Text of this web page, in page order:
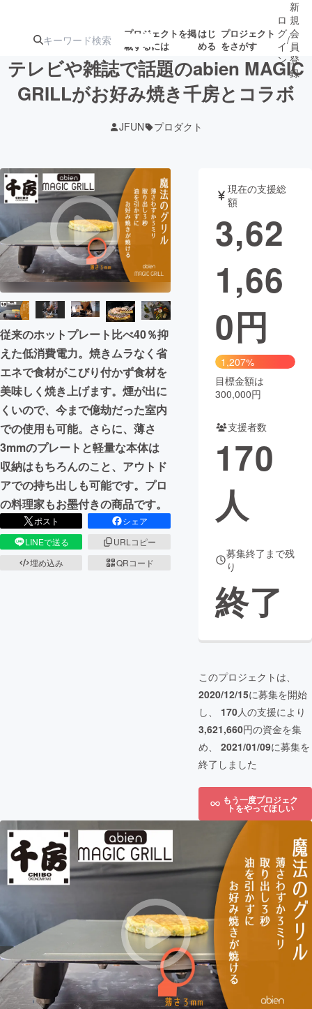
プロジェクトを掲
載するには
はじ
める
プロジェクト
をさがす
注目の新着プロ
ジェクト
ロジェクト
アート・写真 音楽
テクノロジー・ガジェット ゲーム・サ
映像・映画
ビジネス・起業
まちづくり・地域活性化
CAMPFIRE for Social Good
CAMPFIRE Creation
CAMPFIREふるさと納税machi-ya コミュニティ
ロ
グ
イ
ン
/
新
規
会
員
登
録
テレビや雑誌で話題のabien MAGIC
GRILLがお好み焼き千房とコラボ
JFUN プロダクト
従来のホットプレート比べ40％抑
えた低消費電力。焼きムラなく省
エネで食材がこびり付かず食材を
美味しく焼き上げます。煙が出に
くいので、今まで億劫だった室内
での使用も可能。さらに、薄さ
3mmのプレートと軽量な本体は
収納はもちろんのこと、アウトド
アでの持ち出しも可能です。プロ
の料理家もお墨付きの商品です。
ポスト
シェア
LINEで送る
URLコピー
埋め込み
QRコード
現在の支援総
額
3,62
1,66
0円
1,207%
目標金額は
300,000円
支援者数
170
人
募集終了まで残
り
終了
このプロジェクトは、
2020/12/15に募集を開始
し、 170人の支援により
3,621,660円の資金を集
め、 2021/01/09に募集を
終了しました
もう一度プロジェク
トをやってほしい